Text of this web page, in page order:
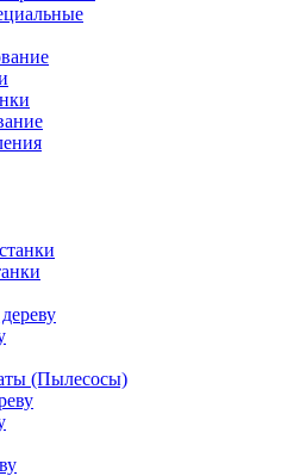
(Пылесосы)